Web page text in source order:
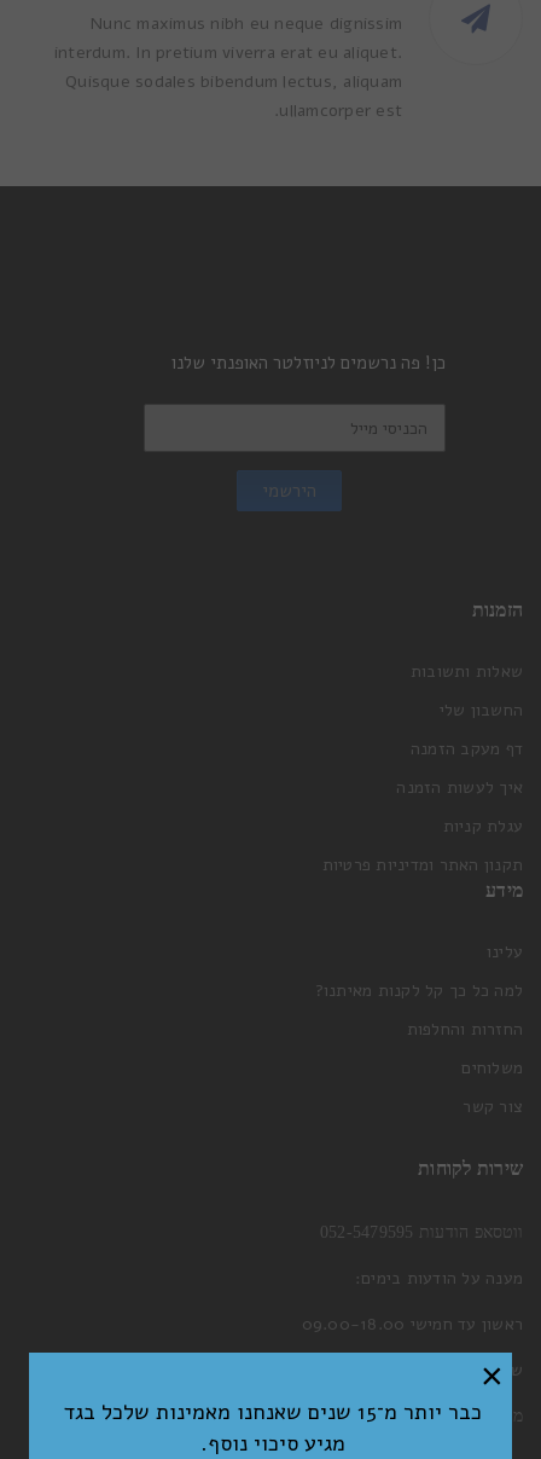
Nunc maximus nibh eu neque dignissim
interdum. In pretium viverra erat eu aliquet.
Quisque sodales bibendum lectus, aliquam
ullamcorper est.
הירשמי
כן! פה נרשמים לניוזלטר האופנתי שלנו
הזמנות
שאלות ותשובות
החשבון שלי
דף מעקב הזמנה
איך לעשות הזמנה
עגלת קניות
תקנון האתר ומדיניות פרטיות
מידע
עלינו
למה כל כך קל לקנות מאיתנו?
החזרות והחלפות
משלוחים
צור קשר
שירות לקוחות
ווטסאפ הודעות 052-5479595
מענה על הודעות בימים:
ראשון עד חמישי 09.00-18.00
שישי 09.00-13.00
מייל: welcome@nitichic.comכבר יותר מ־15 שנים שאנחנו מאמינות שלכל בגד
מגיע סיכוי נוסף.
×